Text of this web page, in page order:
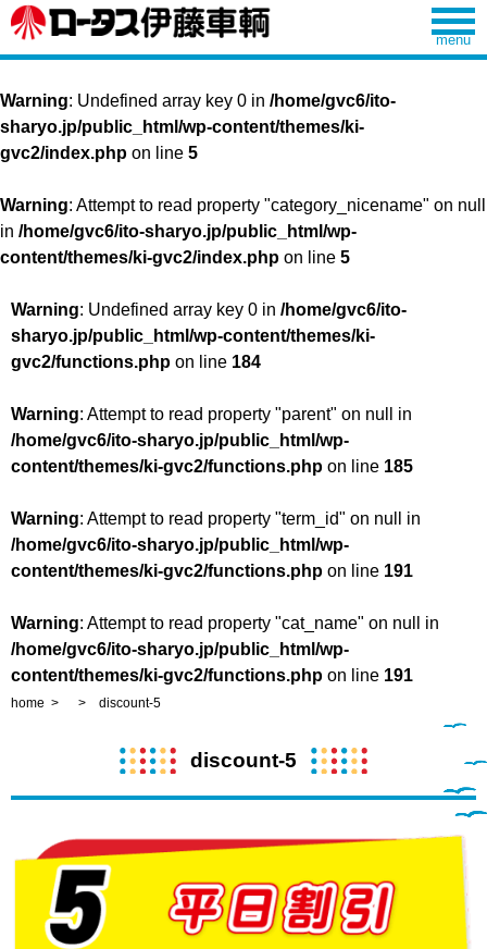
Warning: Undefined array key 0 in /home/gvc6/ito-
sharyo.jp/public_html/wp-content/themes/ki-
gvc2/index.php on line 5
Warning: Attempt to read property "category_nicename" on null
in /home/gvc6/ito-sharyo.jp/public_html/wp-
content/themes/ki-gvc2/index.php on line 5
Warning: Undefined array key 0 in /home/gvc6/ito-
sharyo.jp/public_html/wp-content/themes/ki-
gvc2/functions.php on line 184
Warning: Attempt to read property "parent" on null in
/home/gvc6/ito-sharyo.jp/public_html/wp-
content/themes/ki-gvc2/functions.php on line 185
Warning: Attempt to read property "term_id" on null in
/home/gvc6/ito-sharyo.jp/public_html/wp-
content/themes/ki-gvc2/functions.php on line 191
Warning: Attempt to read property "cat_name" on null in
/home/gvc6/ito-sharyo.jp/public_html/wp-
content/themes/ki-gvc2/functions.php on line 191
home discount-5
discount-5